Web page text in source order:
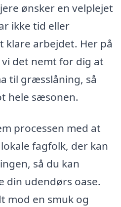
ønsker en velplejet
ikke tid eller
klare arbejdet. Her på
det nemt for dig at
til græsslåning, så
hele sæsonen.
processen med at
fagfolk, der kan
så du kan
din udendørs oase.
mod en smuk og